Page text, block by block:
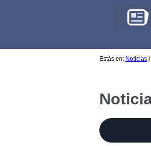
Estás en: Noticias /